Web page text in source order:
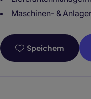
Maschinen- &
Speichern